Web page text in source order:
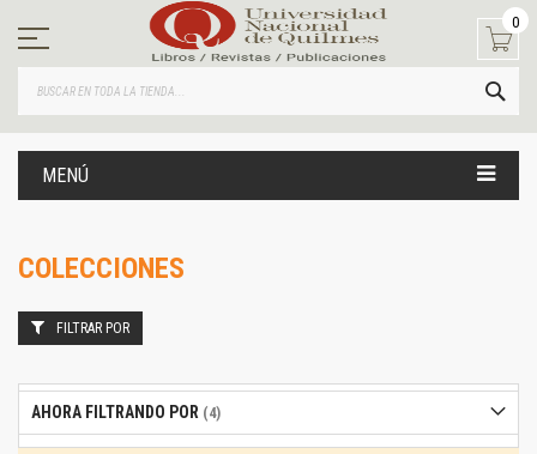
contenido
0
MENÚ
COLECCIONES
FILTRAR POR
AHORA FILTRANDO POR